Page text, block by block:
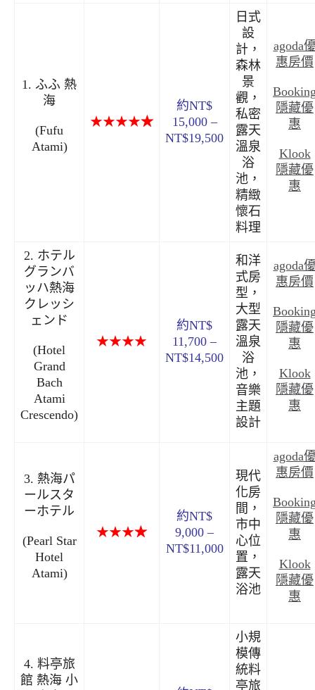
1. ふふ 熱
海
(Fufu
Atami)
★★★★★
約NT$
15,000 –
NT$19,500
日式
設
計，
森林
景
觀，
私密
露天
溫泉
浴
池，
精緻
懷石
料理
agoda
惠房價
隱藏優
惠
Klook
隱藏優
惠
2. ホテル
グランバ
ッハ熱海
クレッシ
ェンド
(Hotel
Grand
Bach
Atami
Crescendo)
★★★★
約NT$
11,700 –
NT$14,500
和洋
式房
型，
大型
露天
溫泉
浴
池，
音樂
主題
設計
agoda
惠房價
隱藏優
惠
Klook
隱藏優
惠
3. 熱海パ
ールスタ
ーホテル
(Pearl Star
Hotel
Atami)
★★★★
約NT$
9,000 –
NT$11,000
現代
化房
間，
市中
心位
置，
露天
浴池
agoda
惠房價
隱藏優
惠
Klook
隱藏優
惠
4. 料亭旅
館 熱海 小
小規
模傳
統料
亭旅